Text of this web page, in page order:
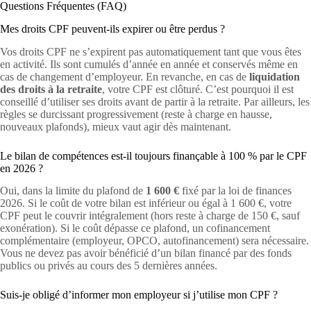
Questions Fréquentes (FAQ)
Mes droits CPF peuvent-ils expirer ou être perdus ?
Vos droits CPF ne s’expirent pas automatiquement tant que vous êtes
en activité. Ils sont cumulés d’année en année et conservés même en
cas de changement d’employeur. En revanche, en cas de liquidation
des droits à la retraite, votre CPF est clôturé. C’est pourquoi il est
conseillé d’utiliser ses droits avant de partir à la retraite. Par ailleurs, les
règles se durcissant progressivement (reste à charge en hausse,
nouveaux plafonds), mieux vaut agir dès maintenant.
Le bilan de compétences est-il toujours finançable à 100 % par le CPF
en 2026 ?
Oui, dans la limite du plafond de 1 600 € fixé par la loi de finances
2026. Si le coût de votre bilan est inférieur ou égal à 1 600 €, votre
CPF peut le couvrir intégralement (hors reste à charge de 150 €, sauf
exonération). Si le coût dépasse ce plafond, un cofinancement
complémentaire (employeur, OPCO, autofinancement) sera nécessaire.
Vous ne devez pas avoir bénéficié d’un bilan financé par des fonds
publics ou privés au cours des 5 dernières années.
Suis-je obligé d’informer mon employeur si j’utilise mon CPF ?